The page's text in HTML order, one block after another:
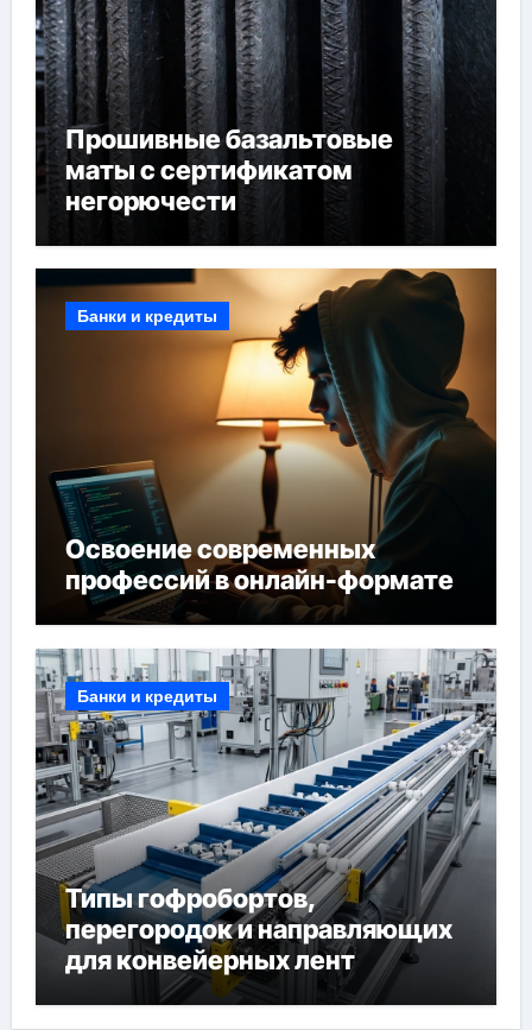
Прошивные базальтовые
маты с сертификатом
негорючести
Банки и кредиты
Освоение современных
профессий в онлайн-формате
Банки и кредиты
Типы гофробортов,
перегородок и направляющих
для конвейерных лент